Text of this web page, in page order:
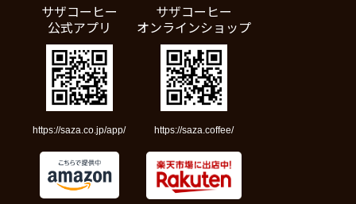
サザコーヒー
公式アプリ
https://saza.co.jp/app/
サザコーヒー
オンラインショップ
https://saza.coffee/